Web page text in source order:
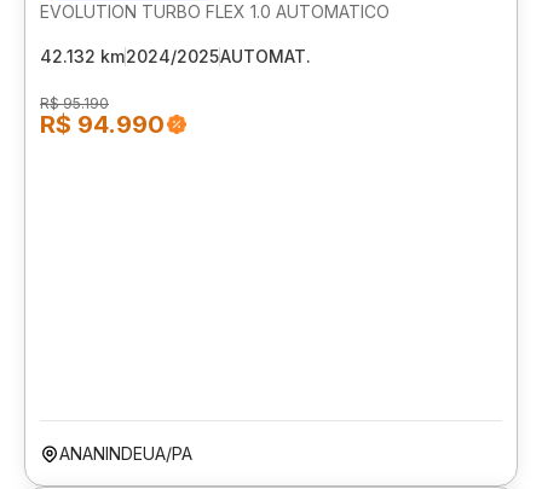
EVOLUTION TURBO FLEX 1.0 AUTOMATICO
42.132 km2024/2025AUTOMAT.
R$ 95.190
R$ 94.990
ANANINDEUA/PA